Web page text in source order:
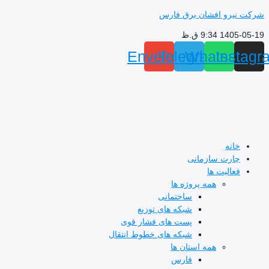
افشان برق فارس
ق.ظ
Telegram
Envelope
سازمانی
ها
همه پروژه ها
ساختمانی
شبکه های توزیع
پست های فشار قوی
شبکه های خطوط انتقال
همه استان ها